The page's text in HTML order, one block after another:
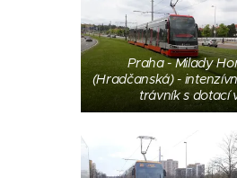
Praha - Milady
(Hradčanská) -
trávník s dotací